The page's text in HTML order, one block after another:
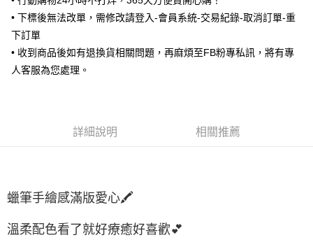
全家取貨付款
每筆NT$65，滿NT$688(含以上)免運費
付款後全家取貨
每筆NT$65，滿NT$688(含以上)免運費
宅配
• 下標後無法改單，需修改請登入-會員系統-交易紀錄-取消訂單-重
下訂單
• 收到商品後如有退換貨相關問題，再麻煩至FB粉專私訊，將有專
人客服為您處理。
詳細說明 相關推薦
蠟筆手繪感滿版愛心🖍️
溫柔配色看了就好療癒好喜歡💕